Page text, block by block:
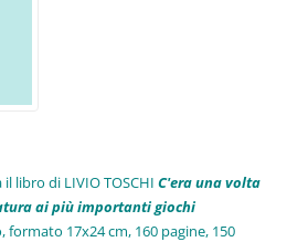
libro di LIVIO TOSCHIC'era una volta
ai più importanti giochi
formato 17x24 cm, 160 pagine, 150